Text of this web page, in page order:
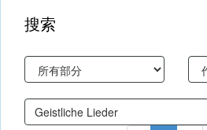
搜索